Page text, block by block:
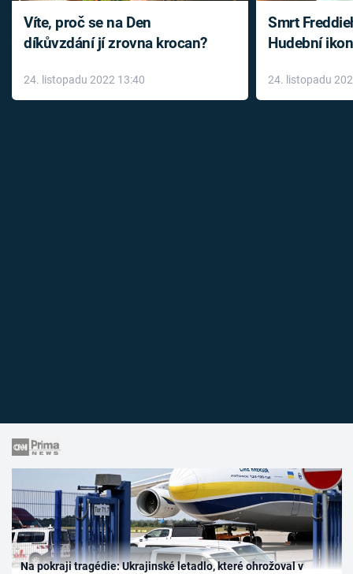
Víte, proč se na Den
díkůvzdání jí zrovna krocan?
24. listopadu 2022 13:40
Smrt
Hudební
léky
24. listopadu
Na pokraji tragédie: Ukrajinské letadlo, které ohrožoval v